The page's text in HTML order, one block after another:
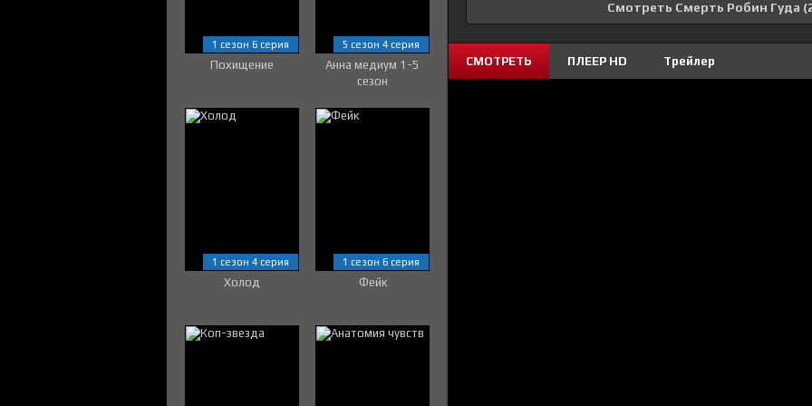
Смотреть Смерть Робин Гуда
СМОТРЕТЬ ПЛЕЕР HD Трейлер
Похищение
1 сезон 6 серия
Анна медиум 1-5
сезон
5 сезон 4 серия
Холод
1 сезон 4 серия
Фейк
1 сезон 6 серия